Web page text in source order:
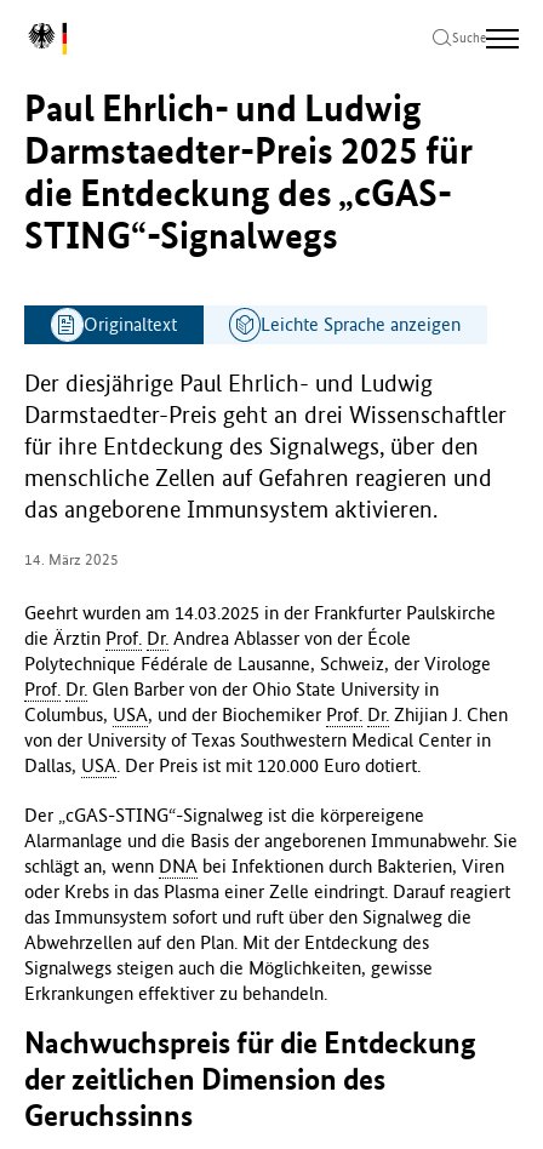
Hauptinhalt
springen
Hauptnavigation
springen
Seitenende
springen
L
o
B
u
n
d
e
i
n
s
t
e
i
u
f
r
G
e
s
u
n
d
e
i
t
(
B
M
G
)
Suche
Paul Ehrlich- und Ludwig
Darmstaedter-Preis 2025 für
die Entdeckung des „cGAS-
STING“-Signalwegs
Originaltext Leichte Sprache anzeigen
Der diesjährige Paul Ehrlich- und Ludwig
Darmstaedter-Preis geht an drei Wissenschaftler
für ihre Entdeckung des Signalwegs, über den
menschliche Zellen auf Gefahren reagieren und
das angeborene Immunsystem aktivieren.
14. März 2025
Geehrt wurden am 14.03.2025 in der Frankfurter Paulskirche
die Ärztin Prof. Dr. Andrea Ablasser von der École
Polytechnique Fédérale de Lausanne, Schweiz, der Virologe
Prof. Dr. Glen Barber von der Ohio State University in
Columbus, USA, und der Biochemiker Prof. Dr. Zhijian J. Chen
von der University of Texas Southwestern Medical Center in
Dallas, USA. Der Preis ist mit 120.000 Euro dotiert.
Der „cGAS-STING“-Signalweg ist die körpereigene
Alarmanlage und die Basis der angeborenen Immunabwehr. Sie
schlägt an, wenn DNA bei Infektionen durch Bakterien, Viren
oder Krebs in das Plasma einer Zelle eindringt. Darauf reagiert
das Immunsystem sofort und ruft über den Signalweg die
Abwehrzellen auf den Plan. Mit der Entdeckung des
Signalwegs steigen auch die Möglichkeiten, gewisse
Erkrankungen effektiver zu behandeln.
Nachwuchspreis für die Entdeckung
der zeitlichen Dimension des
Geruchssinns